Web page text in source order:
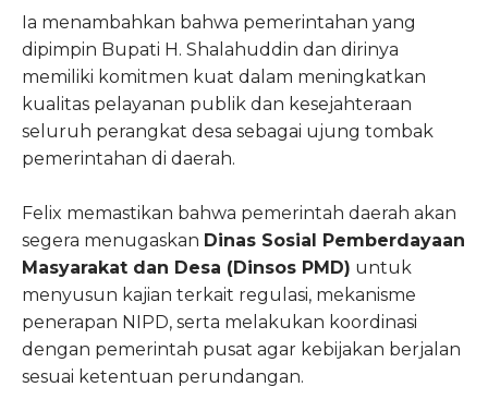
Ia menambahkan bahwa pemerintahan yang
dipimpin Bupati H. Shalahuddin dan dirinya
memiliki komitmen kuat dalam meningkatkan
kualitas pelayanan publik dan kesejahteraan
seluruh perangkat desa sebagai ujung tombak
pemerintahan di daerah.
Felix memastikan bahwa pemerintah daerah akan
segera menugaskan Dinas Sosial Pemberdayaan
Masyarakat dan Desa (Dinsos PMD) untuk
menyusun kajian terkait regulasi, mekanisme
penerapan NIPD, serta melakukan koordinasi
dengan pemerintah pusat agar kebijakan berjalan
sesuai ketentuan perundangan.